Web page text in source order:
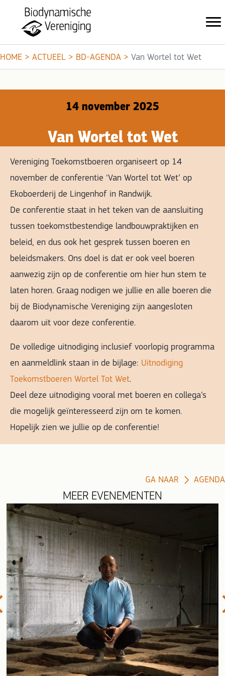
HOME > ACTUEEL > BD-AGENDA > Van Wortel tot Wet
14 november 2025
Van Wortel tot Wet
Vereniging Toekomstboeren organiseert op 14
november de conferentie ‘Van Wortel tot Wet’ op
Ekoboerderij de Lingenhof in Randwijk.
De conferentie staat in het teken van de aansluiting
tussen toekomstbestendige landbouwpraktijken en
beleid, en dus ook het gesprek tussen boeren en
beleidsmakers. Ons doel is dat er ook veel boeren
aanwezig zijn op de conferentie om hier hun stem te
laten horen. Graag nodigen we jullie en alle boeren die
bij de Biodynamische Vereniging zijn aangesloten
daarom uit voor deze conferentie.
De volledige uitnodiging inclusief voorlopig programma
en aanmeldlink staan in de bijlage: Uitnodiging
Toekomstboeren Wortel Tot Wet.
Deel deze uitnodiging vooral met boeren en collega’s
die mogelijk geïnteresseerd zijn om te komen.
Hopelijk zien we jullie op de conferentie!
GA NAAR AGENDA
MEER EVENEMENTEN